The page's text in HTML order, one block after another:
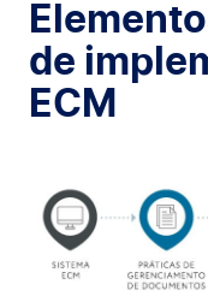
de
ECM